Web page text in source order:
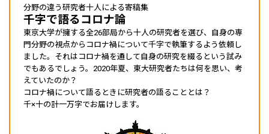
分野の違う研究者十人による寄稿集
千字で語るコロナ論
東京大学が擁する全26部局から十人の研究者を選び、自身の専
門分野の視点からコロナ禍について千字で執筆するよう依頼し
ました。それはコロナ禍を通して自身の研究を綴るという試み
でもあるでしょう。2020年夏、東大研究者たちは何を思い、考
えていたのか？
コロナ禍について語るときに研究者の語ることとは？
千×十の計一万字でお届けします。